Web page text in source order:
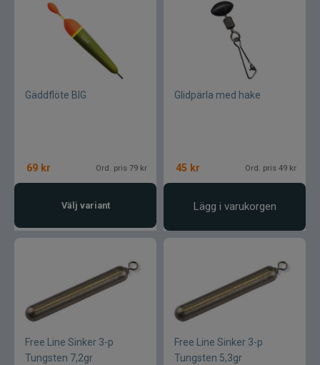
Gäddflöte BIG
69 kr Ord. pris 79 kr
Välj variant
Glidpärla med hake
45 kr Ord. pris 49 kr
Lägg i varukorgen
Free Line Sinker 3-p
Tungsten 7,2gr
Free Line Sinker 3-p
Tungsten 5,3gr